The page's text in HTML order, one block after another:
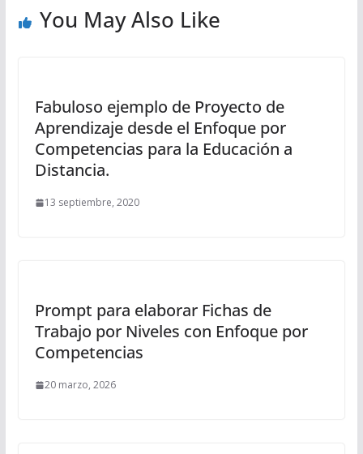
You May Also Like
Fabuloso ejemplo de Proyecto de
Aprendizaje desde el Enfoque por
Competencias para la Educación a
Distancia.
13 septiembre, 2020
Prompt para elaborar Fichas de
Trabajo por Niveles con Enfoque por
Competencias
20 marzo, 2026